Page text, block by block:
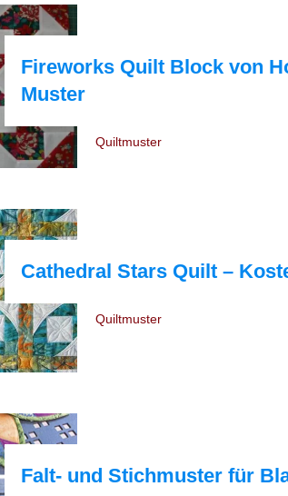
Fireworks Quilt Block von
Muster
Quiltmuster
Cathedral Stars Quilt –
Quiltmuster
Falt- und Stichmuster für